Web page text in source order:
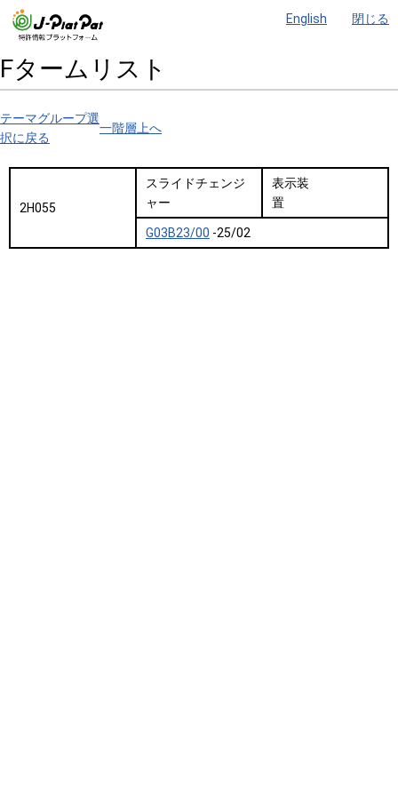
English 閉じる
Fタームリスト
テーマグループ選
択に戻る
一階層上へ
2H055
スライドチェンジ
ャー
表示装
置
G03B23/00 -25/02